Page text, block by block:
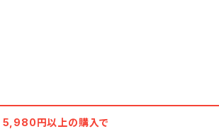
5,980円以上の購入で